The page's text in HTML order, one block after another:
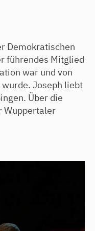
Demokratischen
führendes Mitglied
war und von
Joseph liebt
Über die
Wuppertaler